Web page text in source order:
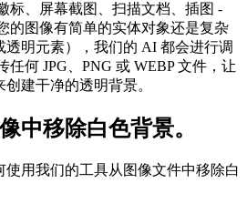
标、屏幕截图、扫描文档、插图 -
的图像有简单的实体对象还是复杂
透明元素），我们的 AI 都会进行调
何 JPG、PNG 或 WEBP 文件，让
建干净的透明背景。
中移除白色背景。
使用我们的工具从图像文件中移除白